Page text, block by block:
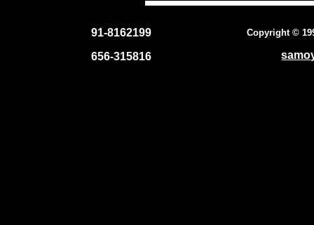
91-8162199
656-315816
Copyright ©